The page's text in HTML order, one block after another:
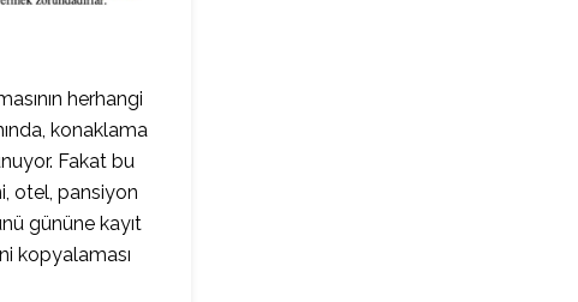
herhangi
konaklama
Fakat bu
otel, pansiyon
gününe kayıt
kopyalaması